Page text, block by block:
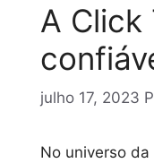
A Click
julho 17, 2023
No universo